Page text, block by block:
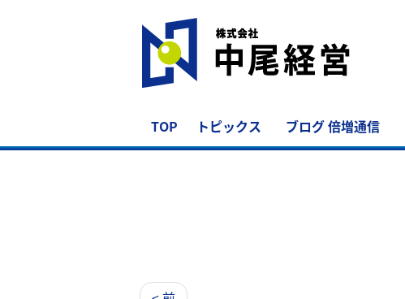
TOP トピックス ブログ 倍増通信